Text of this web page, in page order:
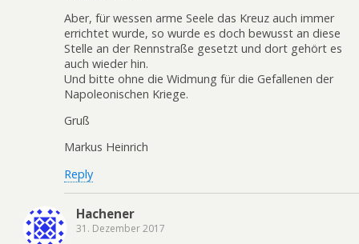
Aber, für wessen arme Seele das Kreuz auch immer
errichtet wurde, so wurde es doch bewusst an diese
Stelle an der Rennstraße gesetzt und dort gehört es
auch wieder hin.
Und bitte ohne die Widmung für die Gefallenen der
Napoleonischen Kriege.
Gruß
Markus Heinrich
Reply
Hachener
31. Dezember 2017